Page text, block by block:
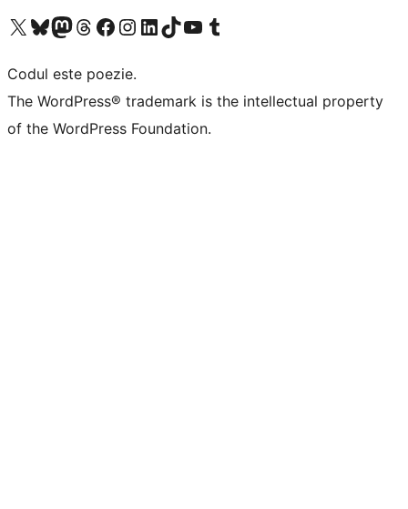
Mergi la contul nostru X (fost Twitter)
Vizitează contul nostru Bluesky
Vizitează contul nostru Mastodon
Vizitează contul nostru Threads
Vizitează pagina noastră Facebook
Vizitează-ne pe Instagram
Vizitează-ne pe LinkedIn
Vizitează contul nostru TikTok
Vizitează canalul nostru YouTube
Vizitează contul nostru Tumblr
Codul este poezie.
The WordPress® trademark is the intellectual property
of the WordPress Foundation.